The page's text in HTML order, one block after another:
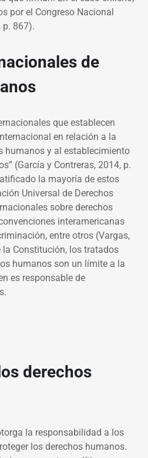
por el Congreso Nacional
p. 867).
de
que establecen
en relación a la
humanos y al establecimiento
(García y Contreras, 2014, p.
la mayoría de estos
Universal de Derechos
sobre derechos
interamericanas
entre otros (Vargas,
la Constitución, los tratados
humanos son un límite a la
es responsable de
derechos
la responsabilidad a los
los derechos humanos.